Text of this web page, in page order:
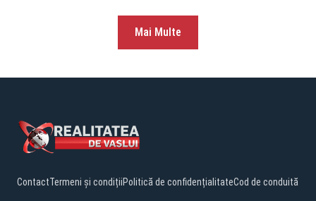
Mai Multe
ContactTermeni și condițiiPolitică de confidențialitateCod de conduită